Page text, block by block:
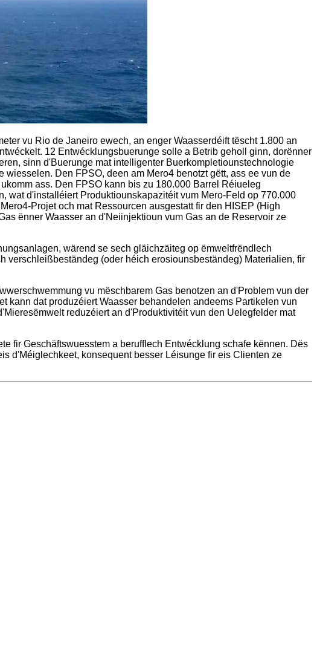
vu Rio de Janeiro ewech, an enger Waasserdéift tëscht 1.800 an
12 Entwécklungsbuerunge solle a Betrib geholl ginn, dorënner
sinn d'Buerunge mat intelligenter Buerkompletiounstechnologie
Den FPSO, deen am Mero4 benotzt gëtt, ass ee vun de
ass. Den FPSO kann bis zu 180.000 Barrel Réiueleg
wat d'installéiert Produktiounskapazitéit vum Mero-Feld op 770.000
Projet och mat Ressourcen ausgestatt fir den HISEP (High
ënner Waasser an d'Neiinjektioun vum Gas an de Reservoir ze
wärend se sech gläichzäiteg op ëmweltfrëndlech
verschleißbeständeg (oder héich erosiounsbeständeg) Materialien, fir
vu mëschbarem Gas benotzen an d'Problem vun der
kann dat produzéiert Waasser behandelen andeems Partikelen vun
reduzéiert an d'Produktivitéit vun den Uelegfelder mat
fir Geschäftswuesstem a berufflech Entwécklung schafe kënnen. Dës
d'Méiglechkeet, konsequent besser Léisunge fir eis Clienten ze